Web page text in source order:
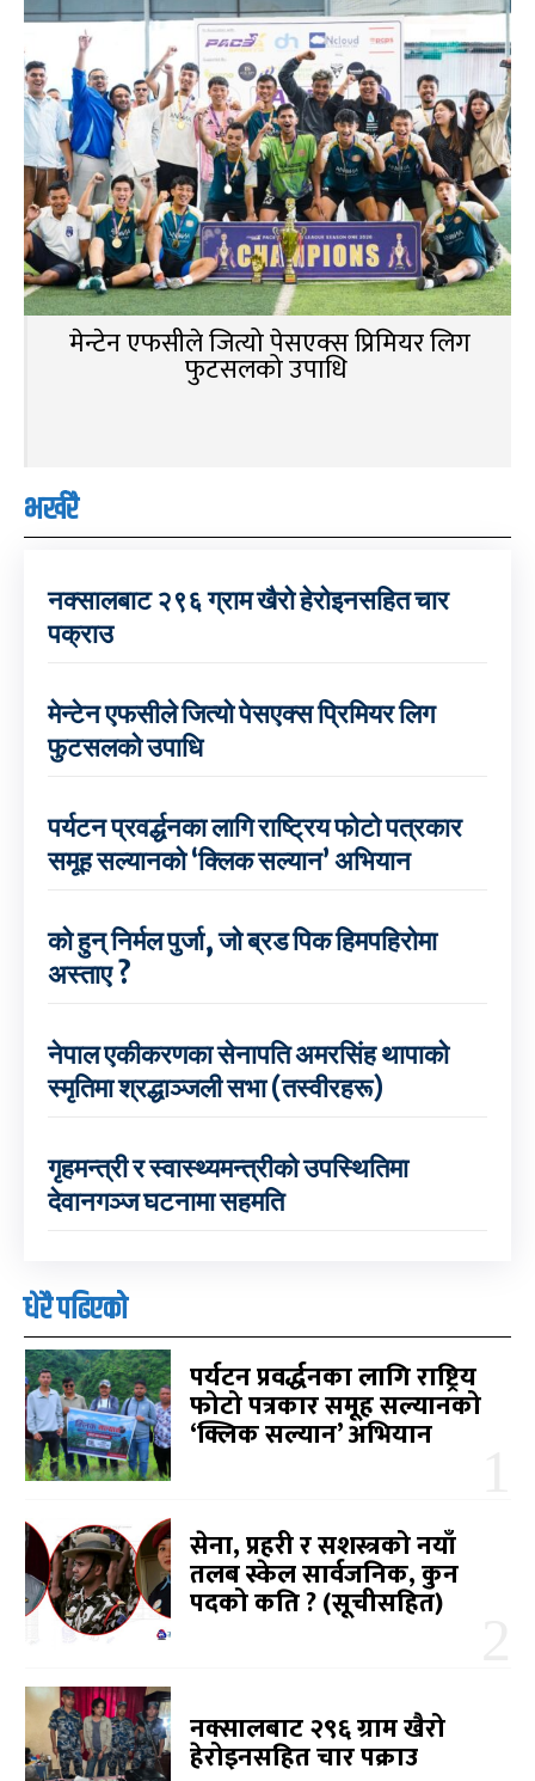
मेन्टेन एफसीले जित्यो पेसएक्स प्रिमियर लिग
फुटसलको उपाधि
भर्खरै
नक्सालबाट २९६ ग्राम खैरो हेरोइनसहित चार
पक्राउ
मेन्टेन एफसीले जित्यो पेसएक्स प्रिमियर लिग
फुटसलको उपाधि
पर्यटन प्रवर्द्धनका लागि राष्ट्रिय फोटो पत्रकार
समूह सल्यानको ‘क्लिक सल्यान’ अभियान
को हुन् निर्मल पुर्जा, जो ब्रड पिक हिमपहिरोमा
अस्ताए ?
नेपाल एकीकरणका सेनापति अमरसिंह थापाको
स्मृतिमा श्रद्धाञ्जली सभा (तस्वीरहरू)
गृहमन्त्री र स्वास्थ्यमन्त्रीको उपस्थितिमा
देवानगञ्ज घटनामा सहमति
धेरै पढिएको
पर्यटन प्रवर्द्धनका लागि राष्ट्रिय
फोटो पत्रकार समूह सल्यानको
‘क्लिक सल्यान’ अभियान
सेना, प्रहरी र सशस्त्रको नयाँ
तलब स्केल सार्वजनिक, कुन
पदको कति ? (सूचीसहित)
नक्सालबाट २९६ ग्राम खैरो
हेरोइनसहित चार पक्राउ